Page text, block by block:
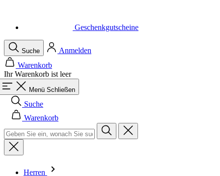
Ihr Warenkorb ist leer
Menü Schließen
Suche
Warenkorb
Herren
Alle in der Kategorie Herren